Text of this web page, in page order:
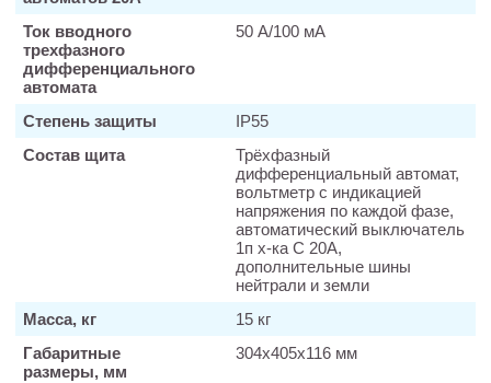
Ток вводного
трехфазного
дифференциального
автомата
50 А/100 мА
Степень защиты
IP55
Состав щита
Трёхфазный
дифференциальный автомат,
вольтметр с индикацией
напряжения по каждой фазе,
автоматический выключатель
1п х-ка С 20А,
дополнительные шины
нейтрали и земли
Масса, кг
15 кг
Габаритные
размеры, мм
304х405х116 мм